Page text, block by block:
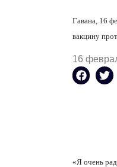
Гавана, 16
вакцину
16
«Я очень